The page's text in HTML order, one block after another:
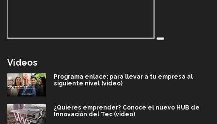
Videos
Programa enlace: para llevar a tu empresa al
siguiente nivel (video)
¿Quieres emprender? Conoce el nuevo HUB de
Innovación del Tec (video)